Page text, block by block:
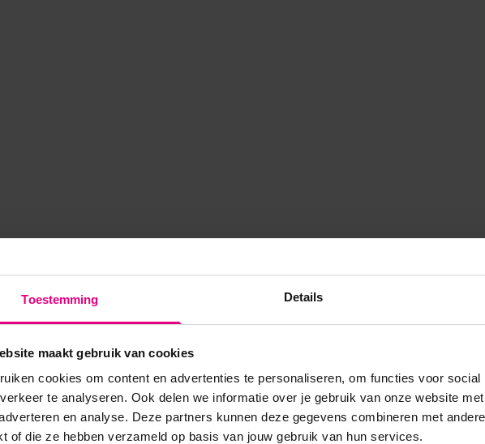
Toestemming Details
maakt gebruik van cookies
cookies om content en advertenties te personaliseren, om functies voor
te analyseren. Ook delen we informatie over je gebruik van onze website
en analyse. Deze partners kunnen deze gegevens combineren met
of die ze hebben verzameld op basis van jouw gebruik van hun services.
a client-side exception has occurred while loadingwww.voordeeluitjes.nl (see the